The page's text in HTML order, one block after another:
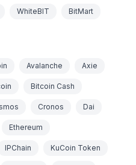
WhiteBIT BitMart
Avalanche Axie
Bitcoin Cash
Cronos Dai
Ethereum
IPChain KuCoin Token